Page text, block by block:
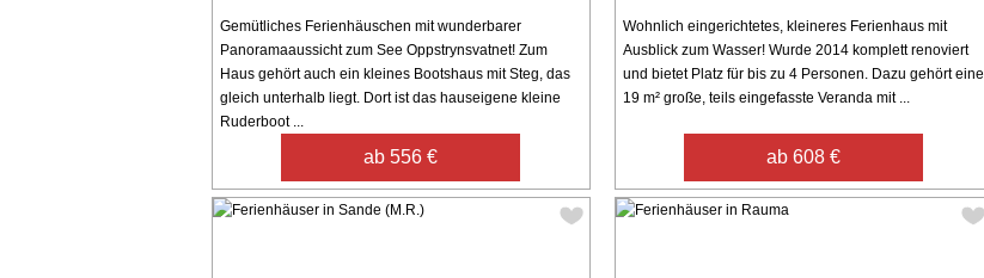
Gemütliches Ferienhäuschen mit wunderbarer
Panoramaaussicht zum See Oppstrynsvatnet! Zum
Haus gehört auch ein kleines Bootshaus mit Steg, das
gleich unterhalb liegt. Dort ist das hauseigene kleine
Ruderboot ...
ab 556 €
Wohnlich eingerichtetes, kleineres Ferienhaus mit
Ausblick zum Wasser! Wurde 2014 komplett renoviert
und bietet Platz für bis zu 4 Personen. Dazu gehört eine
19 m² große, teils eingefasste Veranda mit ...
ab 608 €